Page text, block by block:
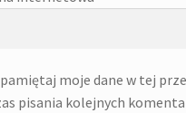
moje dane w tej
pisania kolejnych